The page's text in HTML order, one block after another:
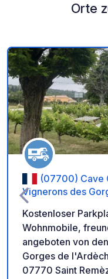
Orte
(07700) Cave
Vignerons des
Kostenloser
Wohnmobile,
angeboten von
Gorges de
07770 Saint